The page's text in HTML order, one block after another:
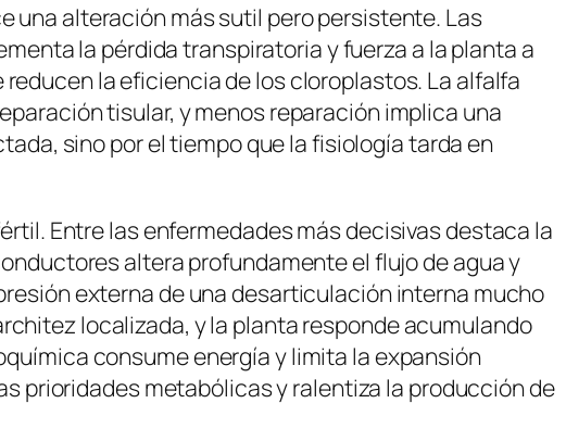
una alteración más sutil pero persistente. Las
la pérdida transpiratoria y fuerza a la planta a
la eficiencia de los cloroplastos. La alfalfa
tisular, y menos reparación implica una
sino por el tiempo que la fisiología tarda en
Entre las enfermedades más decisivas destaca la
altera profundamente el flujo de agua y
externa de una desarticulación interna mucho
localizada, y la planta responde acumulando
consume energía y limita la expansión
prioridades metabólicas y ralentiza la producción de